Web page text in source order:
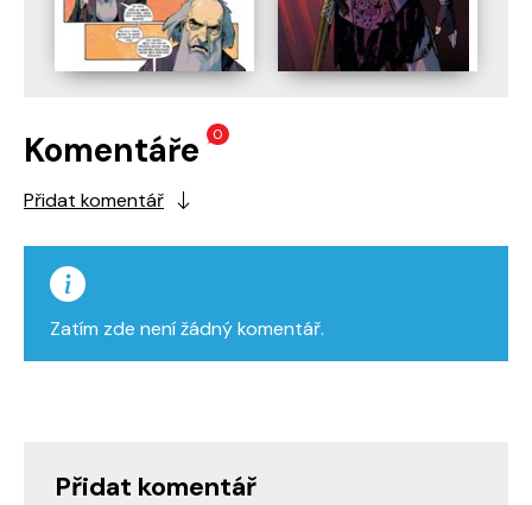
Komentáře 0
Přidat komentář
Zatím zde není žádný komentář.
Přidat komentář